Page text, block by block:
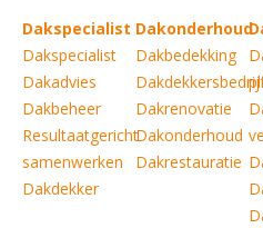
Dakspecialist
Dakspecialist
Dakadvies
Dakbeheer
Resultaatgericht
samenwerken
Dakdekker
Dakonderhoud
Dakbedekking
Dakrenovatie
Dakonderhoud
Dakrestauratie